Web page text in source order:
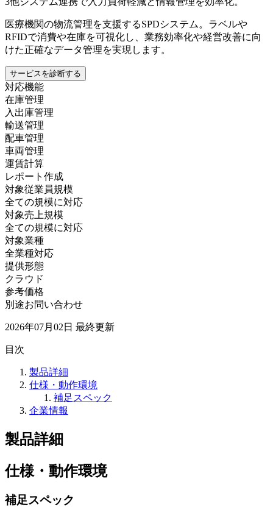
医療機関の物流管理を支援するSPDシステム。ラベルや
RFIDで消費や在庫を可視化し、業務効率化や経営改善に向
けた正確なデータ管理を実現します。
サービスを診断する
対応機能
在庫管理
入出庫管理
輸送管理
配車管理
車両管理
運賃計算
レポート作成
対象従業員規模
全ての規模に対応
対象売上規模
全ての規模に対応
対象業種
全業種対応
提供形態
クラウド
参考価格
別途お問い合わせ
2026年07月02日 最終更新
目次
製品詳細
仕様・動作環境
補足スペック
企業情報
製品詳細
仕様・動作環境
補足スペック